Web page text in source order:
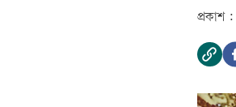
প্রকাশ :